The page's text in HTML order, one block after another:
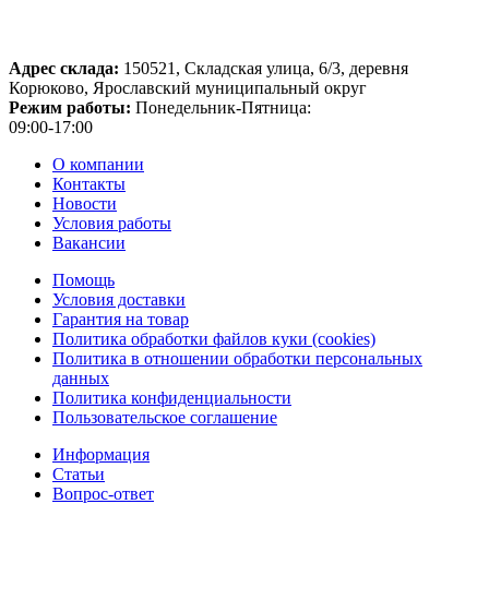
Адрес склада: 150521, Складская улица, 6/3, деревня
Корюково, Ярославский муниципальный округ
Режим работы: Понедельник-Пятница:
09:00-17:00
О компании
Контакты
Новости
Условия работы
Вакансии
Помощь
Условия доставки
Гарантия на товар
Политика обработки файлов куки (cookies)
Политика в отношении обработки персональных
данных
Политика конфиденциальности
Пользовательское соглашение
Информация
Статьи
Вопрос-ответ